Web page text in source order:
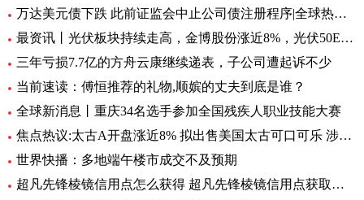
万达美元债下跌 此前证监会中止公司债注册程序|全球热资讯
最资讯丨光伏板块持续走高，金博股份涨近8%，光伏50ETF（516880）6月8日来累计反弹近10%丨ETF观察
三年亏损7.7亿的方舟云康继续递表，子公司遭起诉不少
当前速读：傅恒推荐的礼物,顺嫔的丈夫到底是谁？
全球新消息丨重庆34名选手参加全国残疾人职业技能大赛
焦点热议:太古A开盘涨近8% 拟出售美国太古可口可乐 涉资304亿港元
世界快播：多地端午楼市成交不及预期
超凡先锋棱镜信用点怎么获得 超凡先锋棱镜信用点获取方式一览 全球快资讯